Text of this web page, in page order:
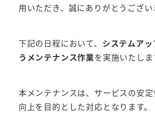
用いただき、誠にありがとうござい
下記の日程において、 システムア
うメンテナンス作業を実施いたしま
本メンテナンスは、サービスの安
向上を目的とした対応となります。